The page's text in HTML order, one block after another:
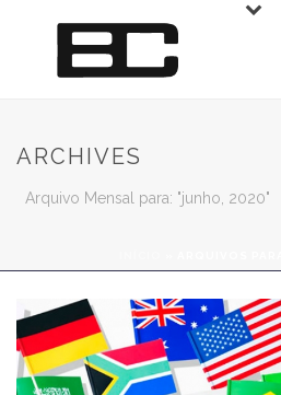
ARCHIVES
Arquivo Mensal para: "junho, 2020"